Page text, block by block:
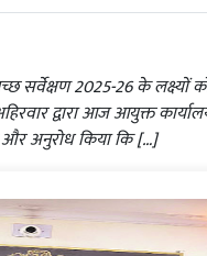
2025-26 के लक्ष्यों
द्वारा आज आयुक्त
अनुरोध किया कि […]